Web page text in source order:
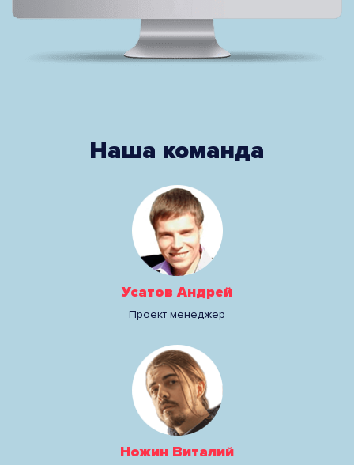
Наша команда
Усатов Андрей
Проект менеджер
Ножин Виталий